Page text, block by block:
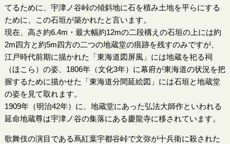
てるために、宇津ノ谷峠の傾斜地に石を積み土地を平らにする
ために、この石垣が築かれたと言います。
現在、高さ約6.4m・最大幅約12mの二段構えの石垣の上には約
2m四方と約5m四方の二つの地蔵堂の痕跡を残すのみですが、
江戸時代前期に描かれた「東海道図屏風」には地蔵を祀る祠
（ほこら）の姿、1806年（文化3年）に幕府が東海道の状況を把
握するために描かせた「東海道分間延絵図」には石垣と地蔵堂
の姿を見て取れます。
1909年（明治42年）に、地蔵堂にあった弘法大師作といわれる
延命地蔵尊は宇津ノ谷の集落にある慶龍寺に移されています。
歌舞伎の演目である蔦紅葉宇都谷峠で文弥が十兵衛に殺された